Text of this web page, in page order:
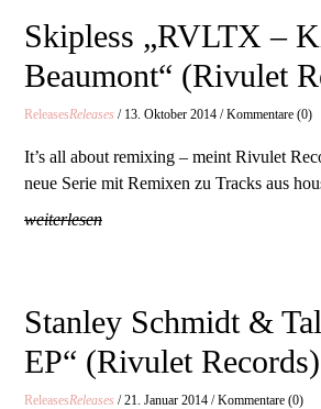
Skipless „RVLTX –
Beaumont“ (Rivulet
ReleasesReleases / 13. Oktober 2014 / Kommentare (0)
It’s all about remixing – meint Rivulet
neue Serie mit Remixen zu Tracks aus
weiterlesen
Stanley Schmidt &
EP“ (Rivulet Records)
ReleasesReleases / 21. Januar 2014 / Kommentare (0)